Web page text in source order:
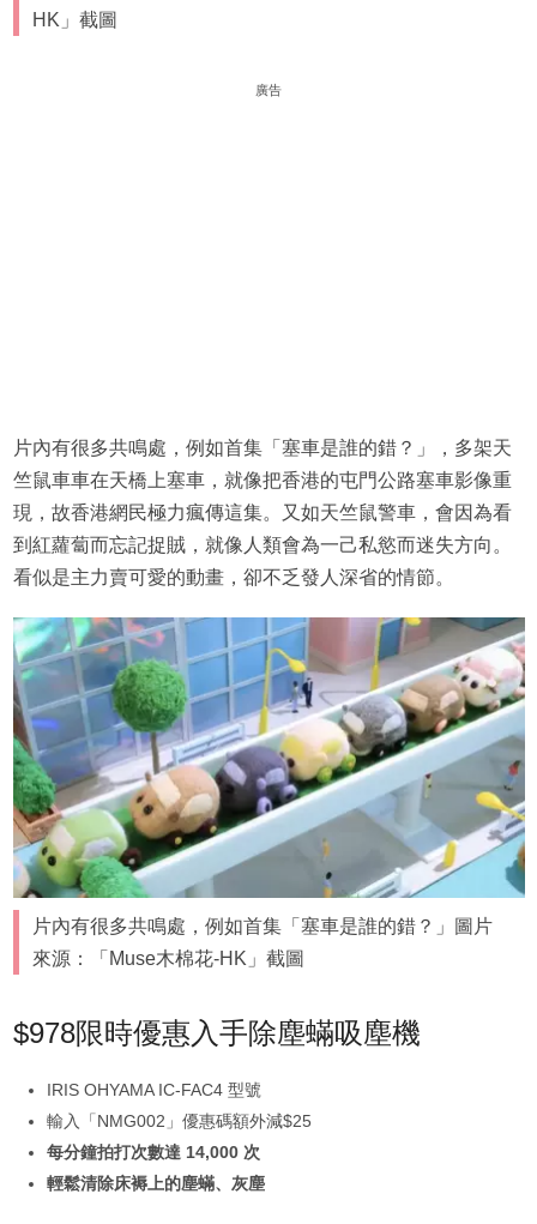
HK」截圖
廣告
片內有很多共鳴處，例如首集「塞車是誰的錯？」，多架天
竺鼠車車在天橋上塞車，就像把香港的屯門公路塞車影像重
現，故香港網民極力瘋傳這集。又如天竺鼠警車，會因為看
到紅蘿蔔而忘記捉賊，就像人類會為一己私慾而迷失方向。
看似是主力賣可愛的動畫，卻不乏發人深省的情節。
片內有很多共鳴處，例如首集「塞車是誰的錯？」圖片
來源：「Muse木棉花-HK」截圖
$978限時優惠入手除塵蟎吸塵機
IRIS OHYAMA IC-FAC4 型號
輸入「NMG002」優惠碼額外減$25
每分鐘拍打次數達 14,000 次
輕鬆清除床褥上的塵蟎、灰塵